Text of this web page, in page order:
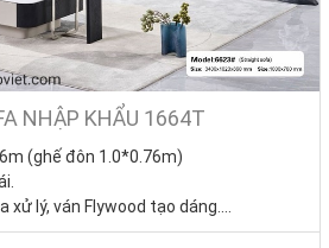
NHẬP KHẨU 1664T
(ghế đôn 1.0*0.76m)
xử lý, ván Flywood tạo dáng.